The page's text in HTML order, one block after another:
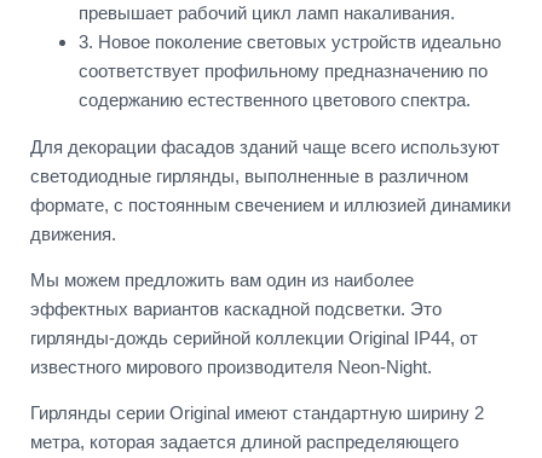
превышает рабочий цикл ламп накаливания.
3. Новое поколение световых устройств идеально
соответствует профильному предназначению по
содержанию естественного цветового спектра.
Для декорации фасадов зданий чаще всего используют
светодиодные гирлянды, выполненные в различном
формате, с постоянным свечением и иллюзией динамики
движения.
Мы можем предложить вам один из наиболее
эффектных вариантов каскадной подсветки. Это
гирлянды-дождь серийной коллекции Original IP44, от
известного мирового производителя Neon-Night.
Гирлянды серии Original имеют стандартную ширину 2
метра, которая задается длиной распределяющего